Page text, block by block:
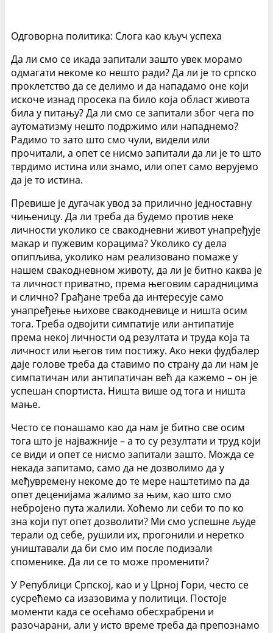
Одговорна политика: Слога као кључ успеха
Да ли смо се икада запитали зашто увек морамо
одмагати некоме ко нешто ради? Да ли је то српско
проклетство да се делимо и да нападамо оне који
искоче изнад просека па било која област живота
била у питању? Да ли смо се запитали због чега по
аутоматизму нешто подржимо или нападнемо?
Радимо то зато што смо чули, видели или
прочитали, а опет се нисмо запитали да ли је то што
тврдимо истина или знамо, или опет само верујемо
да је то истина.
Превише је дугачак увод за прилично једноставну
чињеницу. Да ли треба да будемо против неке
личности уколико се свакодневни живот унапређује
макар и пужевим корацима? Уколико су дела
опипљива, уколико нам реализовано помаже у
нашем свакодневном животу, да ли је битно каква је
та личност приватно, према његовим сарадницима
и слично? Грађане треба да интересује само
унапређење њихове свакодневице и ништа осим
тога. Треба одвојити симпатије или антипатије
према некој личности од резултата и труда која та
личност или његов тим постижу. Ако неки фудбалер
даје голове треба да ставимо по страну да ли нам је
симпатичан или антипатичан већ да кажемо – он је
успешан спортиста. Ништа више од тога и ништа
мање.
Често се понашамо као да нам је битно све осим
тога што је најважније – а то су резултати и труд који
се види и опет се нисмо запитали зашто. Можда се
некада запитамо, само да не дозволимо да у
међувремену некоме до те мере наштетимо па да
опет деценијама жалимо за њим, као што смо
небројено пута жалили. Хоћемо ли себи то по ко
зна који пут опет дозволити? Ми смо успешне људе
терали од себе, рушили их, прогонили и неретко
уништавали да би смо им после подизали
споменике. Да ли се то може променити?
У Републици Српској, као и у Црној Гори, често се
сусрећемо са изазовима у политици. Постоје
моменти када се осећамо обесхрабрени и
разочарани, али у исто време треба да препознамо